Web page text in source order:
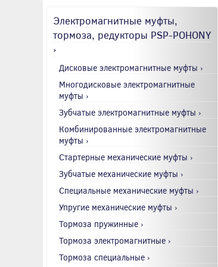
Электромагнитные муфты,
тормоза, редукторы PSP-POHONY
›
Дисковые электромагнитные муфты ›
Многодисковые электромагнитные
муфты ›
Зубчатые электромагнитные муфты ›
Комбинированные электромагнитные
муфты ›
Стартерные механические муфты ›
Зубчатые механические муфты ›
Специальные механические муфты ›
Упругие механические муфты ›
Тормоза пружинные ›
Тормоза электромагнитные ›
Тормоза специальные ›